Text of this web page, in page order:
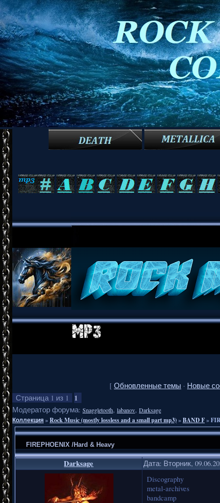
[ Обновленные темы · Новые
Страница 1 из 1 1
Модератор форума: Snaggletooth, labanov, Darksage
Коллекция»Rock Music (mostly lossless and a small part mp3)»BAND F»
FIREPHOENIX /Hard & Heavy
Darksage Дата: Вторник,
Discography
metal-archives
bandcamp